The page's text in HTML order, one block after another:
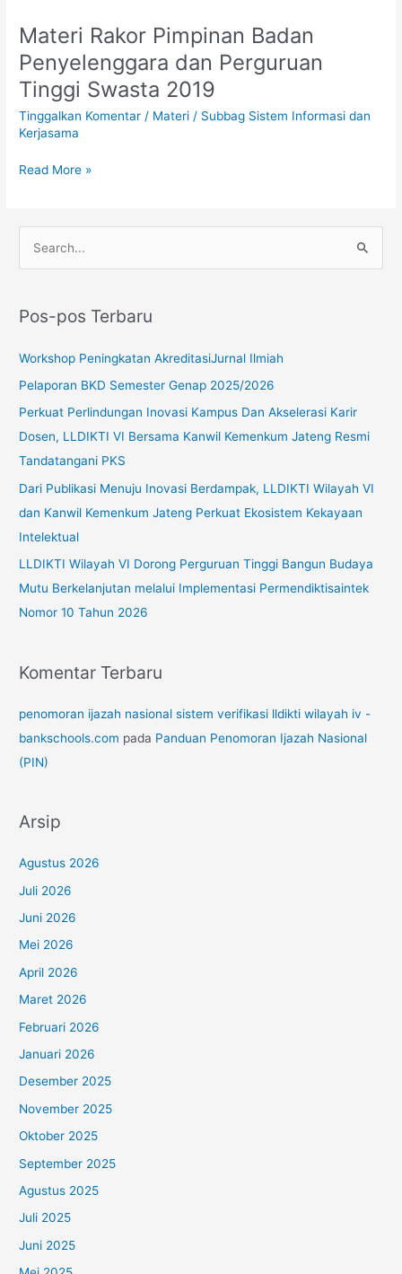
Materi Rakor Pimpinan Badan
Penyelenggara dan Perguruan
Tinggi Swasta 2019
Tinggalkan Komentar / Materi / Subbag Sistem Informasi dan
Kerjasama
Materi
Rakor
Pimpinan
Badan
Penyelenggara
dan
Tinggi
Read More »
i
u
k
:
Pos-pos Terbaru
Workshop Peningkatan AkreditasiJurnal Ilmiah
Pelaporan BKD Semester Genap 2025/2026
Perkuat Perlindungan Inovasi Kampus Dan Akselerasi Karir
Dosen, LLDIKTI VI Bersama Kanwil Kemenkum Jateng Resmi
Tandatangani PKS
Dari Publikasi Menuju Inovasi Berdampak, LLDIKTI Wilayah VI
dan Kanwil Kemenkum Jateng Perkuat Ekosistem Kekayaan
Intelektual
LLDIKTI Wilayah VI Dorong Perguruan Tinggi Bangun Budaya
Mutu Berkelanjutan melalui Implementasi Permendiktisaintek
Nomor 10 Tahun 2026
Komentar Terbaru
penomoran ijazah nasional sistem verifikasi lldikti wilayah iv -
bankschools.com pada Panduan Penomoran Ijazah Nasional
(PIN)
Arsip
Agustus 2026
Juli 2026
Juni 2026
Mei 2026
April 2026
Maret 2026
Februari 2026
Januari 2026
Desember 2025
November 2025
Oktober 2025
September 2025
Agustus 2025
Juli 2025
Juni 2025